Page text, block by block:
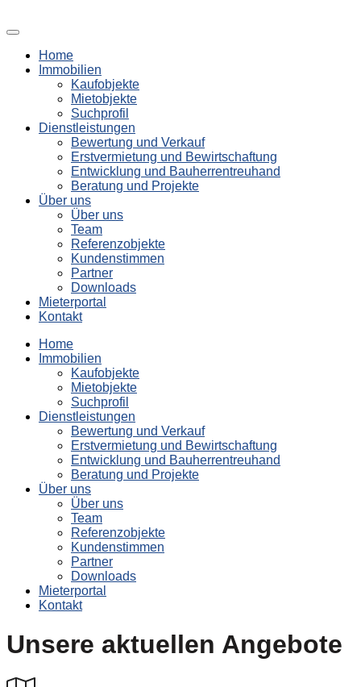
Home
Immobilien
Kaufobjekte
Mietobjekte
Suchprofil
Dienstleistungen
Bewertung und Verkauf
Erstvermietung und Bewirtschaftung
Entwicklung und Bauherrentreuhand
Beratung und Projekte
Über uns
Über uns
Team
Referenzobjekte
Kundenstimmen
Partner
Downloads
Mieterportal
Kontakt
Home
Immobilien
Kaufobjekte
Mietobjekte
Suchprofil
Dienstleistungen
Bewertung und Verkauf
Erstvermietung und Bewirtschaftung
Entwicklung und Bauherrentreuhand
Beratung und Projekte
Über uns
Über uns
Team
Referenzobjekte
Kundenstimmen
Partner
Downloads
Mieterportal
Kontakt
Unsere aktuellen Angebote